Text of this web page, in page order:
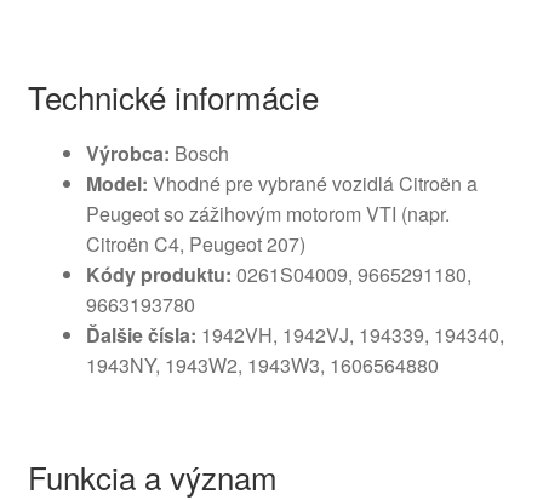
Technické informácie
Výrobca: Bosch
Model: Vhodné pre vybrané vozidlá Citroën a
Peugeot so zážihovým motorom VTI (napr.
Citroën C4, Peugeot 207)
Kódy produktu: 0261S04009, 9665291180,
9663193780
Ďalšie čísla: 1942VH, 1942VJ, 194339, 194340,
1943NY, 1943W2, 1943W3, 1606564880
Funkcia a význam